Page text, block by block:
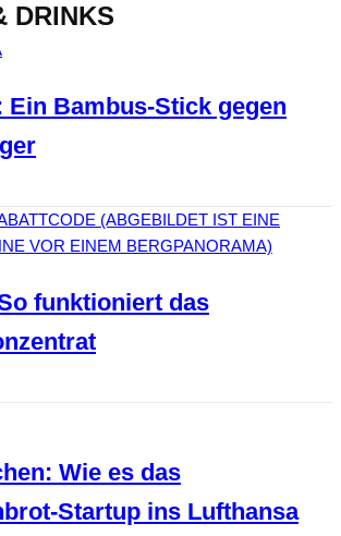
DRINKS
Ein Bambus-Stick gegen
funktioniert das
Wie es das
Startup ins Lufthansa